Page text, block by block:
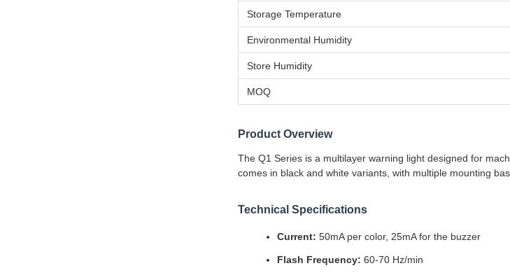
Storage Temperature
Environmental Humidity
Store Humidity
MOQ
Product Overview
The Q1 Series is a multilayer warning light designed for
comes in black and white variants, with multiple mounting
Technical Specifications
Current: 50mA per color, 25mA for the buzzer
Flash Frequency: 60-70 Hz/min